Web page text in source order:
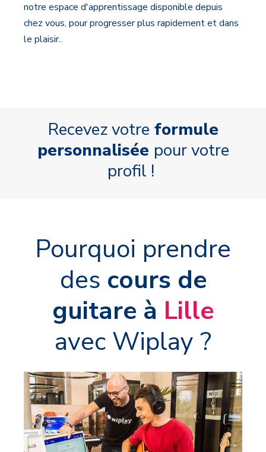
notre espace d'apprentissage disponible depuis
chez vous, pour progresser plus rapidement et dans
le plaisir..
Recevez votre formule
personnalisée pour votre
profil !
Pourquoi prendre
des cours de
guitare à Lille
avec Wiplay ?